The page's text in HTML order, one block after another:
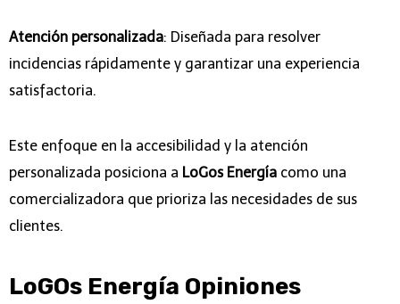
Atención personalizada: Diseñada para resolver
incidencias rápidamente y garantizar una experiencia
satisfactoria.
Este enfoque en la accesibilidad y la atención
personalizada posiciona a LoGos Energía como una
comercializadora que prioriza las necesidades de sus
clientes.
LoGOs Energía Opiniones